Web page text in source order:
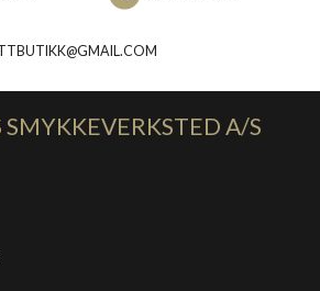
SMYKKEVERKSTED A/S